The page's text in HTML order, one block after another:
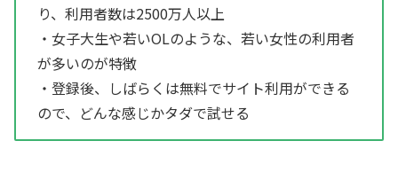
り、利用者数は2500万人以上
・女子大生や若いOLのような、若い女性の利用者
が多いのが特徴
・登録後、しばらくは無料でサイト利用ができる
ので、どんな感じかタダで試せる